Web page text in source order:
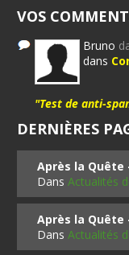
VOS
Bruno
dans
"Test de anti-
DERNIÈRES
Après la Quête
DansActualités
Après la Quête
DansActualités